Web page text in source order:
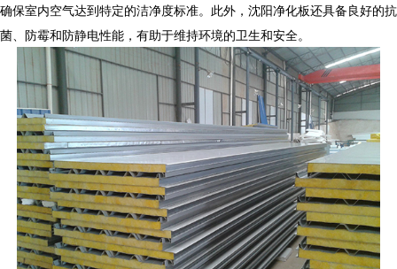
确保室内空气达到特定的洁净度标准。此外，沈阳净化板还具备良好的抗
菌、防霉和防静电性能，有助于维持环境的卫生和安全。